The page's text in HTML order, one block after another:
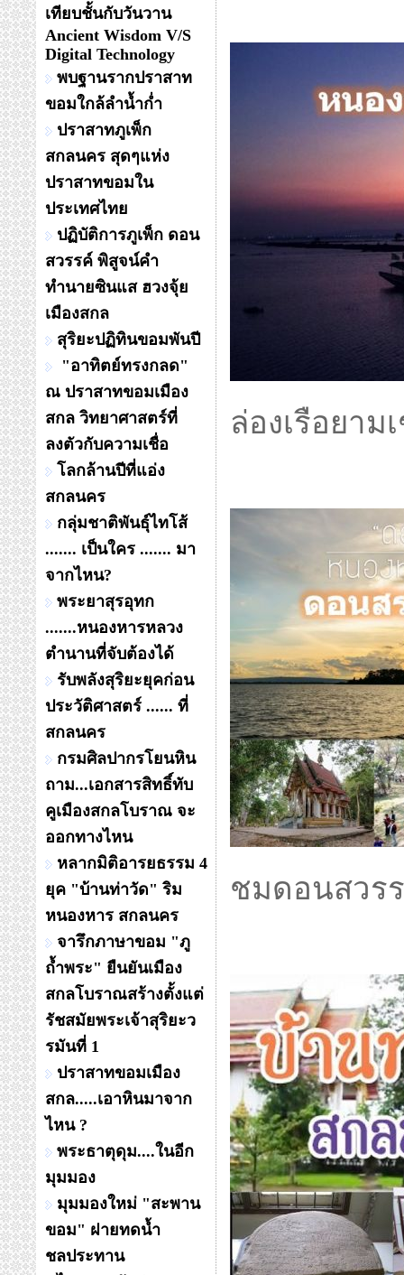
เทียบชั้นกับวันวาน
Ancient Wisdom V/S
Digital Technology
พบฐานรากปราสาท
ขอมใกล้ลำน้ำก่ำ
ปราสาทภูเพ็ก
สกลนคร สุดๆแห่ง
ปราสาทขอมใน
ประเทศไทย
ปฏิบัติการภูเพ็ก ดอน
สวรรค์ พิสูจน์คำ
ทำนายซินแส ฮวงจุ้ย
เมืองสกล
สุริยะปฏิทินขอมพันปี
"อาทิตย์ทรงกลด"
ณ ปราสาทขอมเมือง
สกล วิทยาศาสตร์ที่
ลงตัวกับความเชื่อ
โลกล้านปีที่แอ่ง
สกลนคร
กลุ่มชาติพันธุ์ไทโส้
....... เป็นใคร ....... มา
จากไหน?
พระยาสุรอุทก
.......หนองหารหลวง
ตำนานที่จับต้องได้
รับพลังสุริยะยุคก่อน
ประวัติศาสตร์ ...... ที่
สกลนคร
กรมศิลปากรโยนหิน
ถาม...เอกสารสิทธิ์ทับ
คูเมืองสกลโบราณ จะ
ออกทางไหน
หลากมิติอารยธรรม 4
ยุค "บ้านท่าวัด" ริม
หนองหาร สกลนคร
จารึกภาษาขอม "ภู
ถ้ำพระ" ยืนยันเมือง
สกลโบราณสร้างตั้งแต่
รัชสมัยพระเจ้าสุริยะว
รมันที่ 1
ปราสาทขอมเมือง
สกล.....เอาหินมาจาก
ไหน ?
พระธาตุดุม....ในอีก
มุมมอง
มุมมองใหม่ "สะพาน
ขอม" ฝายทดน้ำ
ชลประทาน
ล่องเรือยาม
ชมดอนสวร